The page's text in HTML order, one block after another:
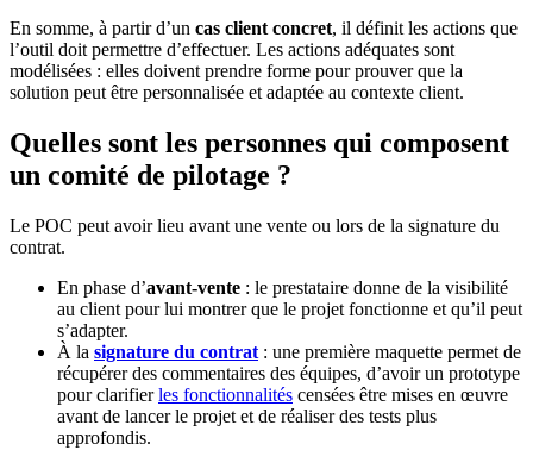
En somme, à partir d’un cas client concret, il définit les actions que
l’outil doit permettre d’effectuer. Les actions adéquates sont
modélisées : elles doivent prendre forme pour prouver que la
solution peut être personnalisée et adaptée au contexte client.
Quelles sont les personnes qui composent
un comité de pilotage ?
Le POC peut avoir lieu avant une vente ou lors de la signature du
contrat.
En phase d’avant-vente : le prestataire donne de la visibilité
au client pour lui montrer que le projet fonctionne et qu’il peut
s’adapter.
À la signature du contrat : une première maquette permet de
récupérer des commentaires des équipes, d’avoir un prototype
pour clarifierles fonctionnalités censées être mises en œuvre
avant de lancer le projet et de réaliser des tests plus
approfondis.